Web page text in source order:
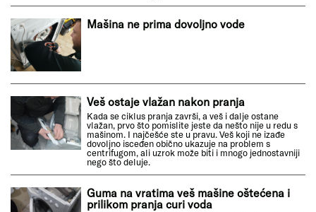
Mašina ne prima dovoljno vode
Veš ostaje vlažan nakon pranja
Kada se ciklus pranja završi, a veš i dalje ostane
vlažan, prvo što pomislite jeste da nešto nije u redu s
mašinom. I najčešće ste u pravu. Veš koji ne izađe
dovoljno isceđen obično ukazuje na problem s
centrifugom, ali uzrok može biti i mnogo jednostavniji
nego što deluje.
Guma na vratima veš mašine oštećena i
prilikom pranja curi voda